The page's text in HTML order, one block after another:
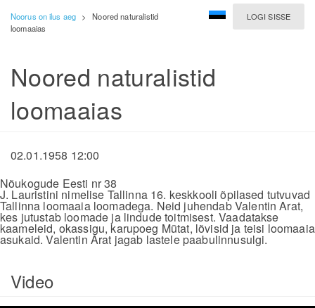
LOGI SISSE
Noorus on ilus aeg >
Noored naturalistid
loomaaias
Noored naturalistid
loomaaias
02.01.1958 12:00
Nõukogude Eesti nr 38
J. Lauristini nimelise Tallinna 16. keskkooli õpilased tutvuvad
Tallinna loomaaia loomadega. Neid juhendab Valentin Arat,
kes jutustab loomade ja lindude toitmisest. Vaadatakse
kaameleid, okassigu, karupoeg Mütat, lõvisid ja teisi loomaaia
asukaid. Valentin Arat jagab lastele paabulinnusulgi.
Video